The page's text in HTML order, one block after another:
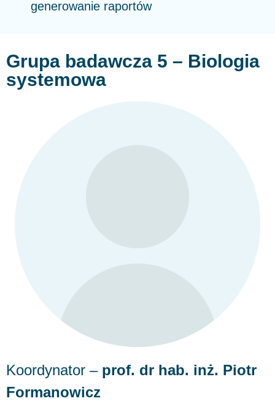
generowanie raportów
Grupa badawcza 5 – Biologia
systemowa
Koordynator – prof. dr hab. inż. Piotr
Formanowicz